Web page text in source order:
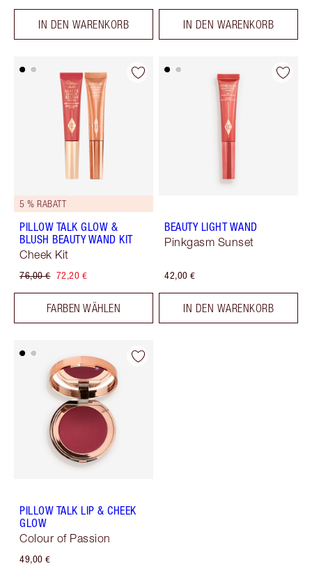
IN DEN WARENKORB IN DEN WARENKORB
5 % RABATT
PILLOW TALK GLOW &
BLUSH BEAUTY WAND KIT
Cheek Kit
76,00 € 72,20 €
FARBEN WÄHLEN
BEAUTY LIGHT WAND
Pinkgasm Sunset
42,00 €
IN DEN WARENKORB
PILLOW TALK LIP & CHEEK
GLOW
Colour of Passion
49,00 €